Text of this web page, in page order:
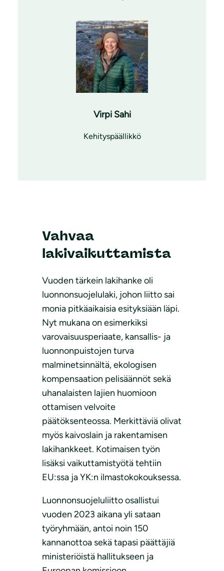
Virpi Sahi
Kehityspäällikkö
Vahvaa
lakivaikuttamista
Vuoden tärkein lakihanke oli
luonnonsuojelulaki, johon liitto sai
monia pitkäaikaisia esityksiään läpi.
Nyt mukana on esimerkiksi
varovaisuusperiaate, kansallis- ja
luonnonpuistojen turva
malminetsinnältä, ekologisen
kompensaation pelisäännöt sekä
uhanalaisten lajien huomioon
ottamisen velvoite
päätöksenteossa. Merkittäviä olivat
myös kaivoslain ja rakentamisen
lakihankkeet. Kotimaisen työn
lisäksi vaikuttamistyötä tehtiin
EU:ssa ja YK:n ilmastokokouksessa.
Luonnonsuojeluliitto osallistui
vuoden 2023 aikana yli sataan
työryhmään, antoi noin 150
kannanottoa sekä tapasi päättäjiä
ministeriöistä hallitukseen ja